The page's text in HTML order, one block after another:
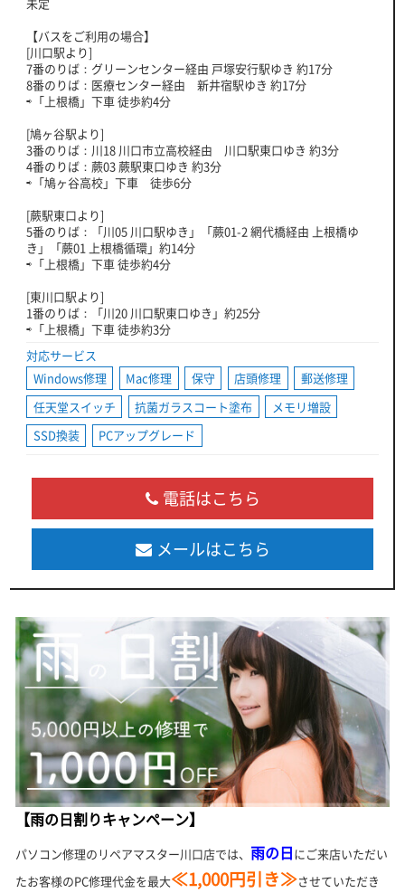
【バスをご利用の場合】
[川口駅より]
7番のりば：グリーンセンター経由 戸塚安行駅ゆき 約17分
8番のりば：医療センター経由 新井宿駅ゆき 約17分
⇨「上根橋」下車 徒歩約4分
[鳩ヶ谷駅より]
3番のりば：川18 川口市立高校経由 川口駅東口ゆき 約3分
4番のりば：蕨03 蕨駅東口ゆき 約3分
⇨「鳩ヶ谷高校」下車 徒歩6分
[蕨駅東口より]
5番のりば：「川05 川口駅ゆき」「蕨01-2 網代橋経由 上根橋ゆ
き」「蕨01 上根橋循環」約14分
⇨「上根橋」下車 徒歩約4分
[東川口駅より]
1番のりば：「川20 川口駅東口ゆき」約25分
⇨「上根橋」下車 徒歩約3分
対応サービス
Windows修理
Mac修理 保守 店頭修理
郵送修理
任天堂スイッチ
抗菌ガラスコート塗布
メモリ増設
SSD換装
PCアップグレード
電話はこちら
メールはこちら
【雨の日割りキャンペーン】
パソコン修理のリペアマスター川口店では、雨の日にご来店いただい
たお客様のPC修理代金を最大≪1,000円引き≫させていただき